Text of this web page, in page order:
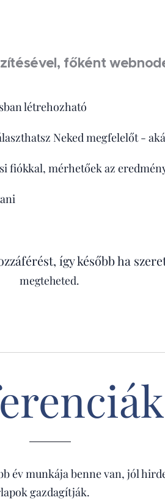
főként
létrehozható
Neked megfelelőt -
fiókkal, mérhetőek az
így később ha
megteheted.
év munkája benne van, jól
gazdagítják.